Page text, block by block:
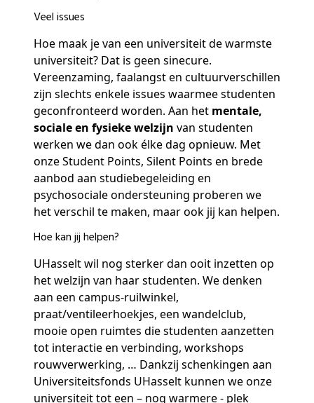
Veel issues
Hoe maak je van een universiteit de warmste
universiteit? Dat is geen sinecure.
Vereenzaming, faalangst en cultuurverschillen
zijn slechts enkele issues waarmee studenten
geconfronteerd worden. Aan het mentale,
sociale en fysieke welzijn van studenten
werken we dan ook élke dag opnieuw. Met
onze Student Points, Silent Points en brede
aanbod aan studiebegeleiding en
psychosociale ondersteuning proberen we
het verschil te maken, maar ook jij kan helpen.
Hoe kan jij helpen?
UHasselt wil nog sterker dan ooit inzetten op
het welzijn van haar studenten. We denken
aan een campus-ruilwinkel,
praat/ventileerhoekjes, een wandelclub,
mooie open ruimtes die studenten aanzetten
tot interactie en verbinding, workshops
rouwverwerking, … Dankzij schenkingen aan
Universiteitsfonds UHasselt kunnen we onze
universiteit tot een – nog warmere - plek